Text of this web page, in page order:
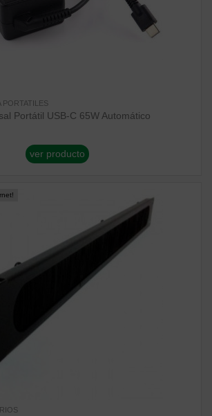
PORTATILES
Portátil USB-C 65W Automático
ver producto